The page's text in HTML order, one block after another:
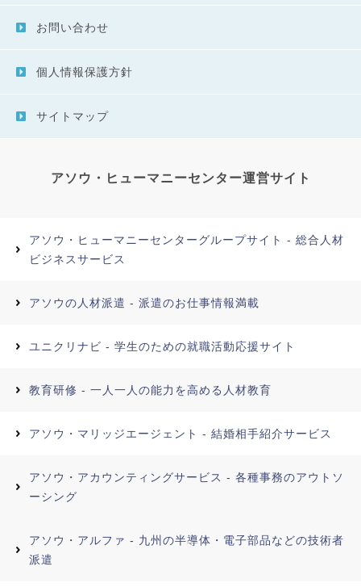
お問い合わせ
個人情報保護方針
サイトマップ
アソウ・ヒューマニーセンター運営サイト
アソウ・ヒューマニーセンターグループサイト - 総合人材
ビジネスサービス
アソウの人材派遣 - 派遣のお仕事情報満載
ユニクリナビ - 学生のための就職活動応援サイト
教育研修 - 一人一人の能力を高める人材教育
アソウ・マリッジエージェント - 結婚相手紹介サービス
アソウ・アカウンティングサービス - 各種事務のアウトソ
ーシング
アソウ・アルファ - 九州の半導体・電子部品などの技術者
派遣